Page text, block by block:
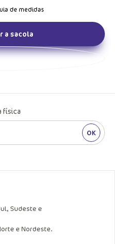
a sacola
física
OK
Sudeste e
e Nordeste.